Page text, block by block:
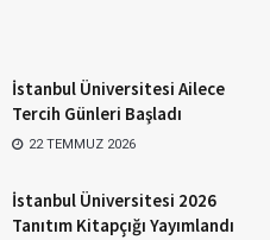
İstanbul Üniversitesi Ailece
Tercih Günleri Başladı
22 TEMMUZ 2026
İstanbul Üniversitesi 2026
Tanıtım Kitapçığı Yayımlandı